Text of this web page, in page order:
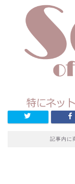
記事内に